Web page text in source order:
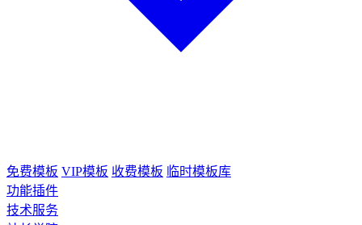
免费模板 VIP模板 收费模板 临时模板库
功能插件
技术服务